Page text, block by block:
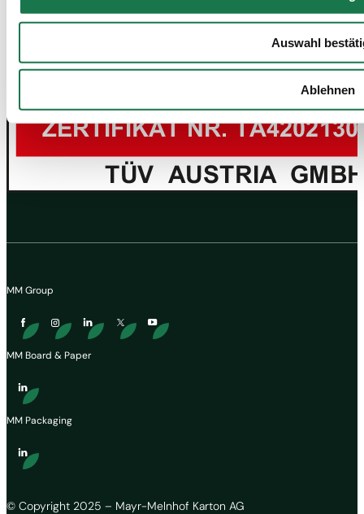
Auswahl
Ablehnen
© Copyright 2025 – Mayr-Melnhof Karton AG
MM Group
MM Board & Paper
MM Packaging